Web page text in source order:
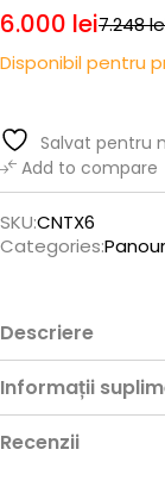
7.248
6.000 lei
Disponibil pentru
Salvat pentru
Add to compare
SKU:CNTX6
Categories:
Descriere
Informații
Recenzii